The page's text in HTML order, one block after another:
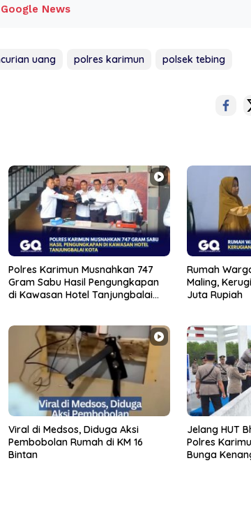
Google News
uang polres karimun polsek tebing
Polres Karimun Musnahkan 747
Gram Sabu Hasil Pengungkapan
di Kawasan Hotel Tanjungbalai
Rumah
Maling,
Juta Rupiah
Viral di Medsos, Diduga Aksi
Pembobolan Rumah di KM 16
Bintan
Jelang HUT
Polres
Bunga